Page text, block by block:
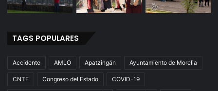
TAGS POPULARES
Accidente AMLO Apatzingán Ayuntamiento de Morelia
CNTE Congreso del Estado COVID-19